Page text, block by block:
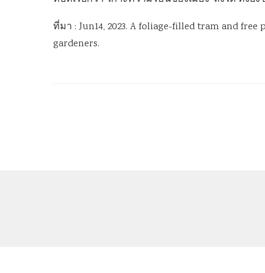
ที่มา : Jun14, 2023. A foliage-filled tram and
gardeners.